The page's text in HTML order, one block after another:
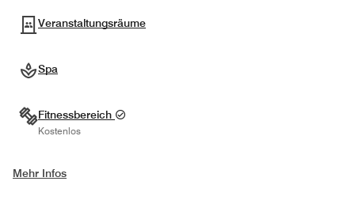
Veranstaltungsräume
Spa
Fitnessbereich
Kostenlos
Mehr Infos